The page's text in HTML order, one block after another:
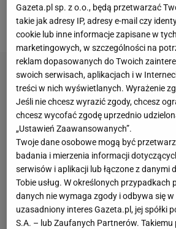
2017, doczekaliśmy się
dubletu w historii.
Gazeta.pl sp. z o.o., będą przetwarzać
takie jak adresy IP, adresy e-mail czy
cookie lub inne informacje zapisane w
marketingowych, w szczególności na
reklam dopasowanych do Twoich
swoich serwisach, aplikacjach i w
treści w nich wyświetlanych. Wyrażenie
Jeśli nie chcesz wyrazić zgody, chcesz
chcesz wycofać zgodę uprzednio
„Ustawień Zaawansowanych”.
Twoje dane osobowe mogą być
badania i mierzenia informacji
serwisów i aplikacji lub łączone z danymi
Tobie usług. W określonych przypadkach
danych nie wymaga zgody i odbywa się
uzasadniony interes Gazeta.pl, jej spółki
S.A. – lub Zaufanych Partnerów.